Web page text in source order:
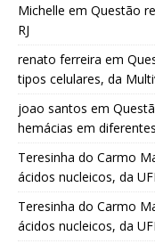
Michelle em Questão
RJ
renato ferreira em
tipos celulares, da
joao santos em
hemácias em
Teresinha do Carmo
ácidos nucleicos, da
Teresinha do Carmo
ácidos nucleicos, da